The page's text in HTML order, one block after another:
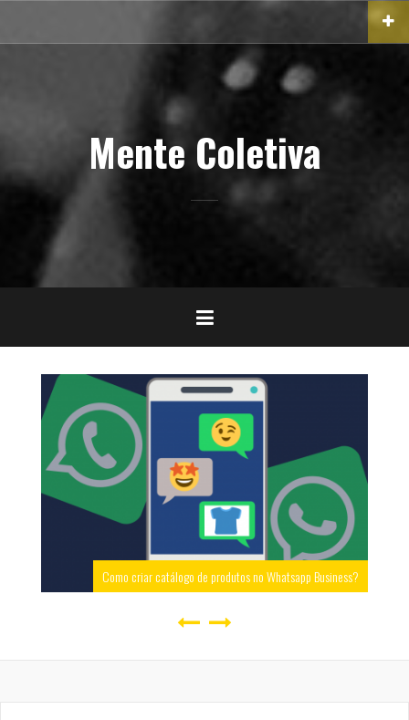
Mente Coletiva
Como criar catálogo de produtos no Whatsapp Business?